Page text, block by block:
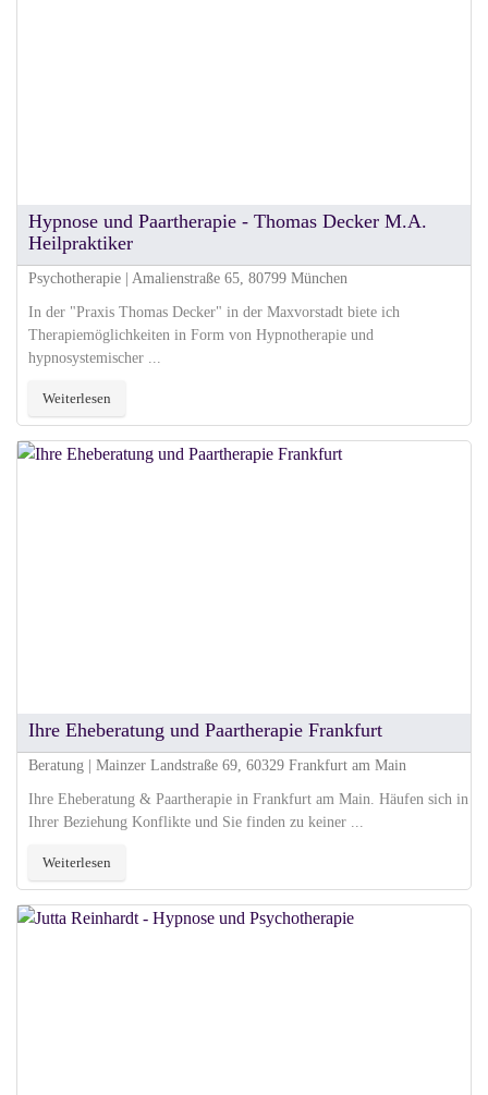
Hypnose und Paartherapie - Thomas Decker M.A.
Heilpraktiker
Psychotherapie | Amalienstraße 65, 80799 München
In der "Praxis Thomas Decker" in der Maxvorstadt biete ich
Therapiemöglichkeiten in Form von Hypnotherapie und
hypnosystemischer ...
Weiterlesen
Ihre Eheberatung und Paartherapie Frankfurt
Beratung | Mainzer Landstraße 69, 60329 Frankfurt am Main
Ihre Eheberatung & Paartherapie in Frankfurt am Main. Häufen sich in
Ihrer Beziehung Konflikte und Sie finden zu keiner ...
Weiterlesen